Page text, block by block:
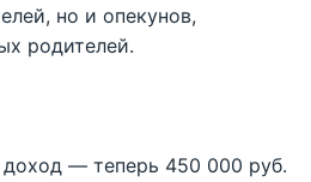
но и опекунов,
родителей.
— теперь 450 000 руб.